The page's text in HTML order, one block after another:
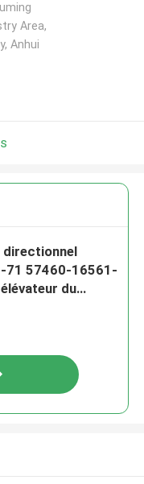
Area,
Anhui
directionnel
71 57460-16561-
du